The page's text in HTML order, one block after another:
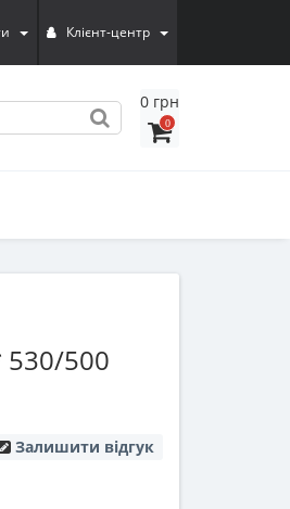
Клієнт-центр
0 грн
0
500
Залишити відгук